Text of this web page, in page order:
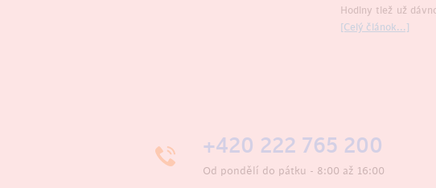
Hodiny tiež už
[Celý článok...]
+420 222 765 200
Od pondělí do pátku - 8:00 až 16:00